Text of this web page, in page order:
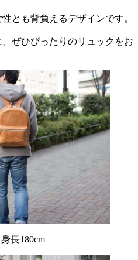
とも背負えるデザインです。
ぜひぴったりのリュックをお
長180cm